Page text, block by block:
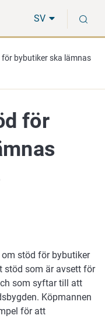
SV
bybutiker ska lämnas
för
stöd för bybutiker
stöd som är avsett för
som syftar till att
Köpmannen
för att